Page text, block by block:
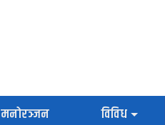
मनोरञ्जन विविध